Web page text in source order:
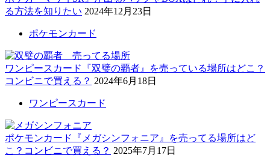
る方法を知りたい 2024年12月23日
ポケモンカード
ワンピースカード『双璧の覇者』を売っている場所はどこ？
コンビニで買える？ 2024年6月18日
ワンピースカード
ポケモンカード『メガシンフォニア』を売ってる場所はど
こ？コンビニで買える？ 2025年7月17日